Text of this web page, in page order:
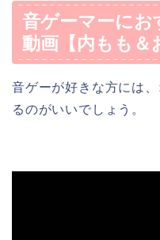
音ゲーマーにお
動画【内もも＆
音ゲーが好きな方には
るのがいいでしょう。